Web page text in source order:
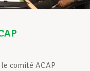
comité ACAP